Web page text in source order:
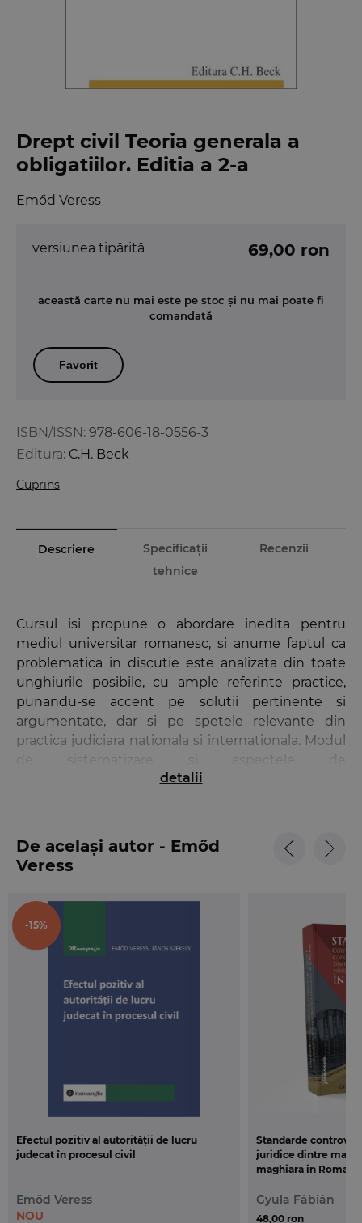
Drept civil Teoria generala a
obligatiilor. Editia a 2-a
Emőd Veress
ISBN/ISSN: 978-606-18-0556-3
Editura: C.H. Beck
Cuprins
versiunea tipărită 69,00 ron
această carte nu mai este pe stoc și nu mai poate fi
comandată
Favorit
Descriere
Specificații
tehnice
Recenzii
Cursul isi propune o abordare inedita pentru
mediul universitar romanesc, si anume faptul ca
problematica in discutie este analizata din toate
unghiurile posibile, cu ample referinte practice,
punandu-se accent pe solutii pertinente si
argumentate, dar si pe spetele relevante din
practica judiciara nationala si internationala. Modul
interdisciplinaritate permit o documentare
Viziunea autorului
Emőd Veress: Avand in vedere gradul foarte mare
de abstractizare al dreptului civil al obligatiilor,
intensitate mai ridicata decat in cazul cursurilor
sau manualelor precedente, facilitand
intelegerea teoretica a institutiilor dreptului civil si
prin analiza multor probleme de ordin practic.
Elementele de noutate ale prezentei carti decurg
din intentia mea de a realiza un curs sintetic si
sistematizat, dupa modelul manualelor de acest
tip din occident. Totodata am urmarit regandirea
acestei materii in conformitate cu sistemul
monist al dreptului privat, intentionand sa
Editia a 2-a aduce numeroase elemente noi, fara a
continand ultimele modificari legislative. Au fost
detalii
De același autor - Emőd
Veress
-15%
Efectul pozitiv al autorității de lucru
judecat în procesul civil
Emőd Veress
NOU
Standarde
juridice dintre
maghiara in
Gyula Fábián
48,00 ron